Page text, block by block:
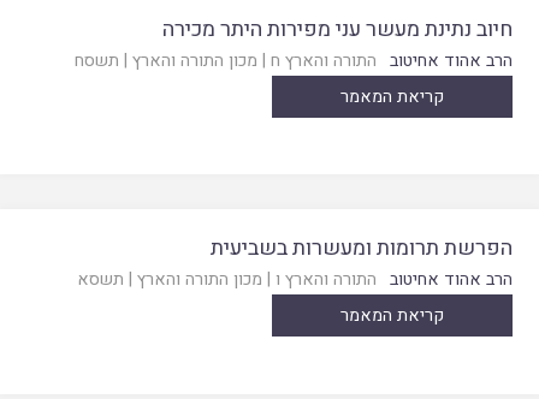
חיוב נתינת מעשר עני מפירות היתר מכירה
הרב אהוד אחיטוב התורה והארץ ח | מכון התורה והארץ | תשסח
קריאת המאמר
הפרשת תרומות ומעשרות בשביעית
הרב אהוד אחיטוב התורה והארץ ו | מכון התורה והארץ | תשסא
קריאת המאמר